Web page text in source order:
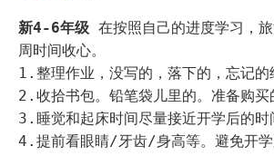
新4-6年级 在按照自己的进度学习，
周时间收心。
1.整理作业，没写的，落下的，忘记的
2.收拾书包。铅笔袋儿里的。准备购买
3.睡觉和起床时间尽量接近开学后的时
4.提前看眼睛/牙齿/身高等。避免开学